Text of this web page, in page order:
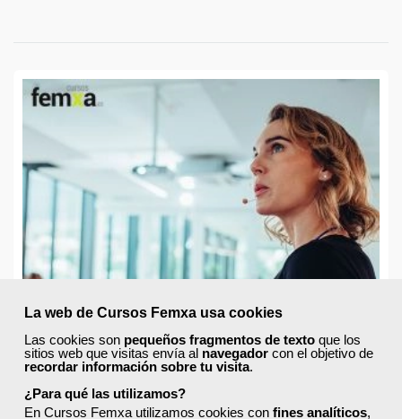
La web de Cursos Femxa usa cookies
Las cookies son pequeños fragmentos de texto que los
sitios web que visitas envía al navegador con el objetivo de
recordar información sobre tu visita.
¿Para qué las utilizamos?
En Cursos Femxa utilizamos cookies con fines analíticos,